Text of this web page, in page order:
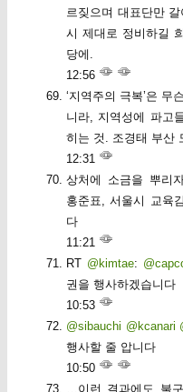
르짖으며 대표단만
시 제대로 정비하길
당에.
12:56
‘지역주의 극복’은
니라, 지역성에 파고
히는 것. 조경태 부산
12:31
상처에 소금을 뿌리
홍준표, 서울시 교육
다
11:21
RT @kimtae:
권을 행사하겠습니다
10:53
@sibauchi @kcanari
행사할 줄 압니다
10:50
…이런 결과에도 불